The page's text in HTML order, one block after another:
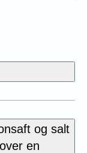
og salt
en